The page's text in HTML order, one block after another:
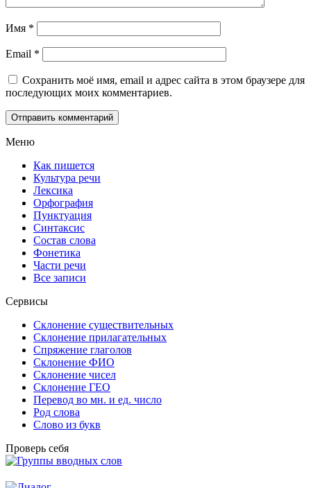
Имя *
Email *
Сохранить моё имя, email и адрес сайта в этом браузере для
последующих моих комментариев.
Меню
Как пишется
Культура речи
Лексика
Орфография
Пунктуация
Синтаксис
Состав слова
Фонетика
Части речи
Все записи
Сервисы
Склонение существительных
Склонение прилагательных
Спряжение глаголов
Склонение ФИО
Склонение чисел
Склонение ГЕО
Перевод во мн. и ед. число
Род слова
Слово из букв
Проверь себя